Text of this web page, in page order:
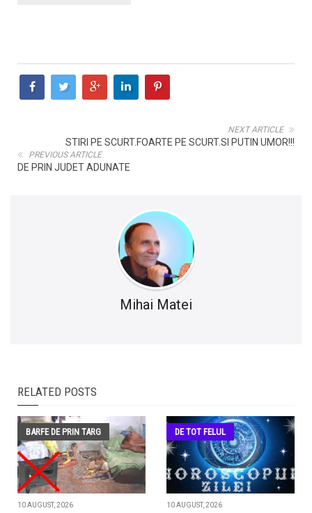
NEXT ARTICLE
STIRI PE SCURT.FOARTE PE SCURT.SI PUTIN UMOR!!!
PREVIOUS ARTICLE
DE PRIN JUDET ADUNATE
Mihai Matei
RELATED POSTS
BARFE DE PRIN TARG
10 AUGUST, 2026
DE TOT FELUL
10 AUGUST, 2026